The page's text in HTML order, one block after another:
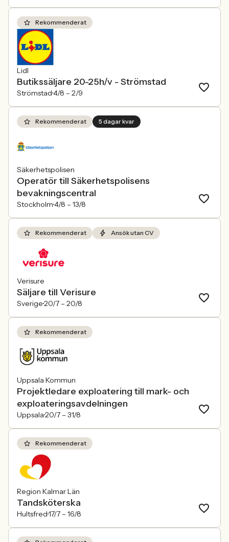
Rekommenderat
Lidl
Butikssäljare 20-25h/v - Strömstad
Strömstad4/8 – 2/9
Rekommenderat 5 dagar kvar
Säkerhetspolisen
Operatör till Säkerhetspolisens
bevakningscentral
Stockholm4/8 – 13/8
Rekommenderat Ansök utan CV
Verisure
Säljare till Verisure
Sverige20/7 – 20/8
Rekommenderat
Uppsala Kommun
Projektledare exploatering till mark- och
exploateringsavdelningen
Uppsala20/7 – 31/8
Rekommenderat
Region Kalmar Län
Tandsköterska
Hultsfred17/7 – 16/8